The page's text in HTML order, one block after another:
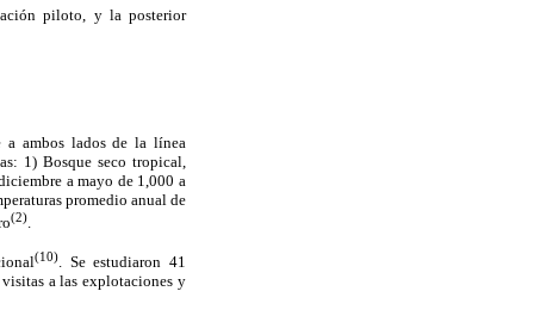
piloto, y la posterior
a ambos lados de la línea
1) Bosque seco tropical,
a mayo de 1,000 a
promedio anual de
(2).
(10). Se estudiaron 41
a las explotaciones y